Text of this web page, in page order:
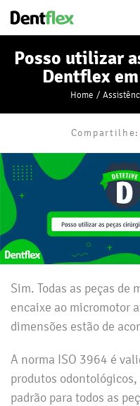
Posso utilizar
Dentflex
Home
Compartilhe:
Sim. Todas as peças de
encaixe ao micromotor
dimensões estão de
A norma ISO 3964 é
produtos odontológicos,
padrão para todos as